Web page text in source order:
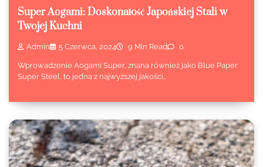
Super Aogami: Doskonałość Japońskiej Stali w
Twojej Kuchni
Admin 5 Czerwca, 2024 9 Min Read 0
Wprowadzenie Aogami Super, znana również jako Blue Paper
Super Steel, to jedna z najwyższej jakości…